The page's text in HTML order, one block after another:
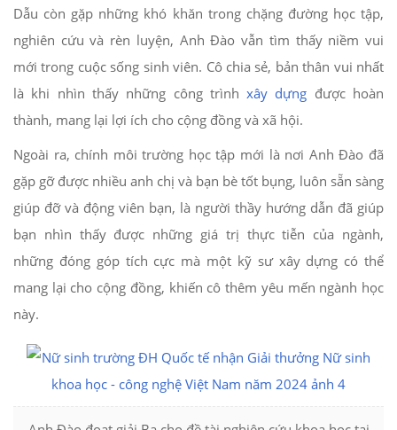
Dẫu còn gặp những khó khăn trong chặng đường học tập,
nghiên cứu và rèn luyện, Anh Đào vẫn tìm thấy niềm vui
mới trong cuộc sống sinh viên. Cô chia sẻ, bản thân vui nhất
là khi nhìn thấy những công trìnhxây dựng được hoàn
thành, mang lại lợi ích cho cộng đồng và xã hội.
Ngoài ra, chính môi trường học tập mới là nơi Anh Đào đã
gặp gỡ được nhiều anh chị và bạn bè tốt bụng, luôn sẵn sàng
giúp đỡ và động viên bạn, là người thầy hướng dẫn đã giúp
bạn nhìn thấy được những giá trị thực tiễn của ngành,
những đóng góp tích cực mà một kỹ sư xây dựng có thể
mang lại cho cộng đồng, khiến cô thêm yêu mến ngành học
này.